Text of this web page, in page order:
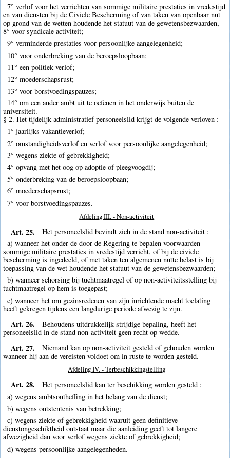
7° verlof voor het verrichten van sommige militaire prestaties in vredestijd
en van diensten bij de Civiele Bescherming of van taken van openbaar nut
op grond van de wetten houdende het statuut van de gewetensbezwaarden,
8° voor syndicale activiteit;
9° verminderde prestaties voor persoonlijke aangelegenheid;
10° voor onderbreking van de beroepsloopbaan;
11° een politiek verlof;
12° moederschapsrust;
13° voor borstvoedingspauzes;
14° om een ander ambt uit te oefenen in het onderwijs buiten de
universiteit.
§ 2. Het tijdelijk administratief personeelslid krijgt de volgende verloven :
1° jaarlijks vakantieverlof;
2° omstandigheidsverlof en verlof voor persoonlijke aangelegenheid;
3° wegens ziekte of gebrekkigheid;
4° opvang met het oog op adoptie of pleegvoogdij;
5° onderbreking van de beroepsloopbaan;
6° moederschapsrust;
7° voor borstvoedingspauzes.
Afdeling III. - Non-activiteit
Art. 25.
Het personeelslid bevindt zich in de stand non-activiteit :
a) wanneer het onder de door de Regering te bepalen voorwaarden
sommige militaire prestaties in vredestijd verricht, of bij de civiele
bescherming is ingedeeld, of met taken ten algemenen nutte belast is bij
toepassing van de wet houdende het statuut van de gewetensbezwaarden;
b) wanneer schorsing bij tuchtmaatregel of op non-activiteitsstelling bij
tuchtmaatregel op hem is toegepast;
c) wanneer het om gezinsredenen van zijn inrichtende macht toelating
heeft gekregen tijdens een langdurige periode afwezig te zijn.
Art. 26.
Behoudens uitdrukkelijk strijdige bepaling, heeft het
personeelslid in de stand non-activiteit geen recht op wedde.
Art. 27.
Niemand kan op non-activiteit gesteld of gehouden worden
wanneer hij aan de vereisten voldoet om in ruste te worden gesteld.
Afdeling IV. - Terbeschikkingstelling
Art. 28.
Het personeelslid kan ter beschikking worden gesteld :
a) wegens ambtsontheffing in het belang van de dienst;
b) wegens ontstentenis van betrekking;
c) wegens ziekte of gebrekkigheid waaruit geen definitieve
dienstongeschiktheid ontstaat maar die aanleiding geeft tot langere
afwezigheid dan voor verlof wegens ziekte of gebrekkigheid;
d) wegens persoonlijke aangelegenheden.